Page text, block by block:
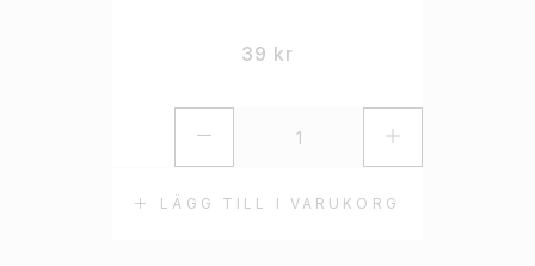
LÄGG TILL I VARUKORG
39 kr